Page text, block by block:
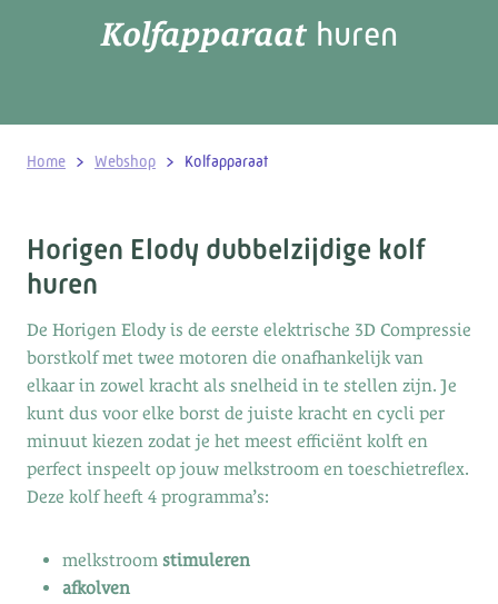
Kolfapparaat huren
Home > Webshop > Kolfapparaat
Horigen Elody dubbelzijdige kolf
huren
De Horigen Elody is de eerste elektrische 3D Compressie
borstkolf met twee motoren die onafhankelijk van
elkaar in zowel kracht als snelheid in te stellen zijn. Je
kunt dus voor elke borst de juiste kracht en cycli per
minuut kiezen zodat je het meest efficiënt kolft en
perfect inspeelt op jouw melkstroom en toeschietreflex.
Deze kolf heeft 4 programma’s:
melkstroom stimuleren
afkolven